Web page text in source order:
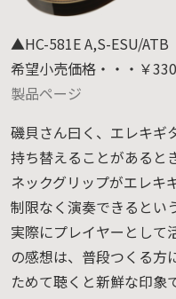
▲HC-581E A,S-ESU/ATB
希望小売価格・・・￥
製品ページ
磯貝さん曰く、エレキギ
持ち替えることがあると
ネックグリップがエレキ
制限なく演奏できるとい
実際にプレイヤーとして
の感想は、普段つくる方
ためて聴くと新鮮な印象